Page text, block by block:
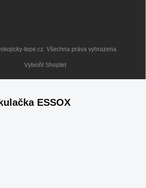
Vytvořil Shoptet
tepe.cz. Všechna práva vyhrazena.
ESSOX